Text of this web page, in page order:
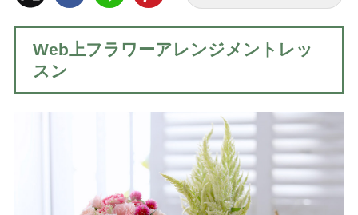
Web上フラワーアレンジメントレッ
スン